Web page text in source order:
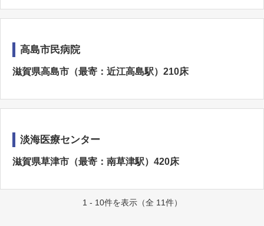
高島市民病院
滋賀県高島市（最寄：近江高島駅）210床
淡海医療センター
滋賀県草津市（最寄：南草津駅）420床
1 - 10件を表示（全 11件）